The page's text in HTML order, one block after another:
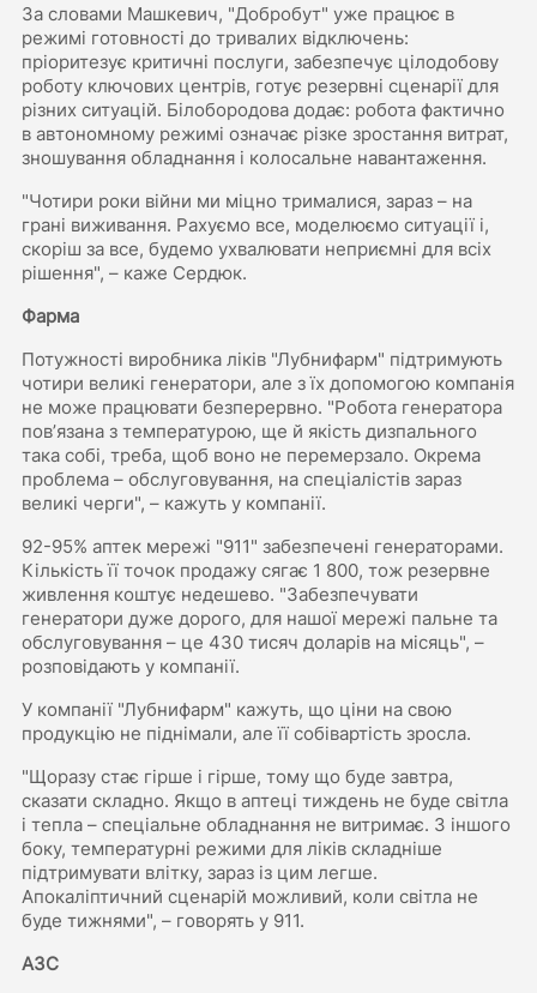
За словами Машкевич, "Добробут" уже працює в
режимі готовності до тривалих відключень:
пріоритезує критичні послуги, забезпечує цілодобову
роботу ключових центрів, готує резервні сценарії для
різних ситуацій. Білобородова додає: робота фактично
в автономному режимі означає різке зростання витрат,
зношування обладнання і колосальне навантаження.
"Чотири роки війни ми міцно трималися, зараз – на
грані виживання. Рахуємо все, моделюємо ситуації і,
скоріш за все, будемо ухвалювати неприємні для всіх
рішення", – каже Сердюк.
Фарма
Потужності виробника ліків "Лубнифарм" підтримують
чотири великі генератори, але з їх допомогою компанія
не може працювати безперервно. "Робота генератора
повʼязана з температурою, ще й якість дизпального
така собі, треба, щоб воно не перемерзало. Окрема
проблема – обслуговування, на спеціалістів зараз
великі черги", – кажуть у компанії.
92-95% аптек мережі "911" забезпечені генераторами.
Кількість її точок продажу сягає 1 800, тож резервне
живлення коштує недешево. "Забезпечувати
генератори дуже дорого, для нашої мережі пальне та
обслуговування – це 430 тисяч доларів на місяць", –
розповідають у компанії.
У компанії "Лубнифарм" кажуть, що ціни на свою
продукцію не піднімали, але її собівартість зросла.
"Щоразу стає гірше і гірше, тому що буде завтра,
сказати складно. Якщо в аптеці тиждень не буде світла
і тепла – спеціальне обладнання не витримає. З іншого
боку, температурні режими для ліків складніше
підтримувати влітку, зараз із цим легше.
Апокаліптичний сценарій можливий, коли світла не
буде тижнями", – говорять у 911.
АЗС